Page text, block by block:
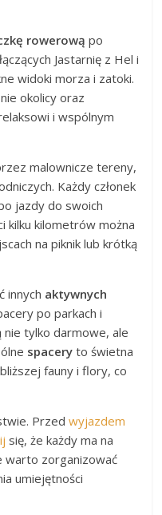
rowerową po
Jastarnię z Hel i
widoki morza i zatoki.
okolicy oraz
i wspólnym
malownicze tereny,
Każdy członek
jazdy do swoich
kilku kilometrów można
na piknik lub krótką
innych aktywnych
po parkach i
tylko darmowe, ale
spacery to świetna
fauny i flory, co
Przedwyjazdem
się, że każdy ma na
warto zorganizować
umiejętności